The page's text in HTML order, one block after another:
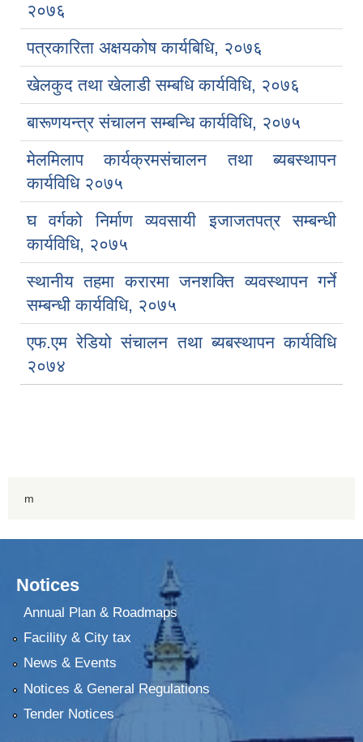
२०७६
पत्रकारिता अक्षयकोष कार्यबिधि, २०७६
खेलकुद तथा खेलाडी सम्बधि कार्यविधि, २०७६
बारूणयन्त्र संचालन सम्बन्धि कार्यविधि, २०७५
मेलमिलाप कार्यक्रमसंचालन तथा ब्यबस्थापन
कार्यविधि २०७५
घ वर्गको निर्माण व्यवसायी इजाजतपत्र सम्बन्धी
कार्यविधि, २०७५
स्थानीय तहमा करारमा जनशक्ति व्यवस्थापन गर्ने
सम्बन्धी कार्यविधि, २०७५
एफ.एम रेडियो संचालन तथा ब्यबस्थापन कार्यविधि
२०७४
m
Notices
Annual Plan & Roadmaps
Facility & City tax
News & Events
Notices & General Regulations
Tender Notices